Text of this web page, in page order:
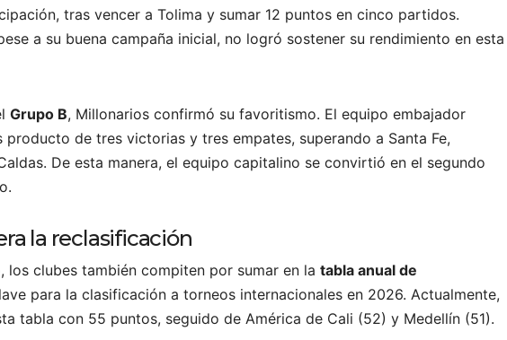
tras vencer a Tolima y sumar 12 puntos en cinco partidos.
a su buena campaña inicial, no logró sostener su rendimiento en esta
Grupo B, Millonarios confirmó su favoritismo. El equipo embajador
producto de tres victorias y tres empates, superando a Santa Fe,
De esta manera, el equipo capitalino se convirtió en el segundo
la reclasificación
los clubes también compiten por sumar en latabla anual de
para la clasificación a torneos internacionales en 2026. Actualmente,
tabla con 55 puntos, seguido de América de Cali (52) y Medellín (51).